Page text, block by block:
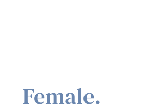
Female.